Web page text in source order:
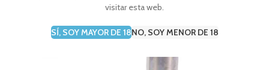
visitar esta web.
SÍ, SOY MAYOR DE 18NO, SOY MENOR DE 18